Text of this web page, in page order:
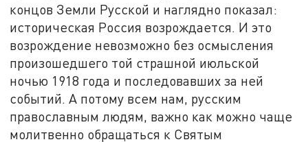
концов Земли Русской и наглядно показал:
историческая Россия возрождается. И это
возрождение невозможно без осмысления
произошедшего той страшной июльской
ночью 1918 года и последовавших за ней
событий. А потому всем нам, русским
православным людям, важно как можно чаще
молитвенно обращаться к Святым